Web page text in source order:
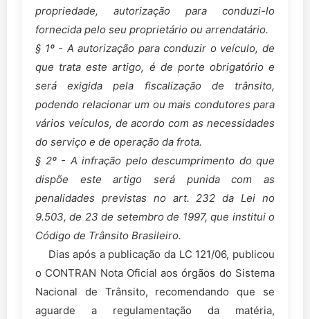
propriedade, autorização para conduzi-lo
fornecida pelo seu proprietário ou arrendatário.
§ 1º - A autorização para conduzir o veículo, de
que trata este artigo, é de porte obrigatório e
será exigida pela fiscalização de trânsito,
podendo relacionar um ou mais condutores para
vários veículos, de acordo com as necessidades
do serviço e de operação da frota.
§ 2º - A infração pelo descumprimento do que
dispõe este artigo será punida com as
penalidades previstas no art. 232 da Lei no
9.503, de 23 de setembro de 1997, que institui o
Código de Trânsito Brasileiro.
Dias após a publicação da LC 121/06, publicou
o CONTRAN Nota Oficial aos órgãos do Sistema
Nacional de Trânsito, recomendando que se
aguarde a regulamentação da matéria,